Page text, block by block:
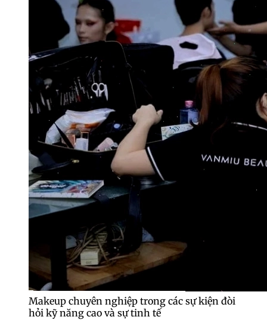
Makeup chuyên nghiệp trong các sự kiện đòi
hỏi kỹ năng cao và sự tinh tế